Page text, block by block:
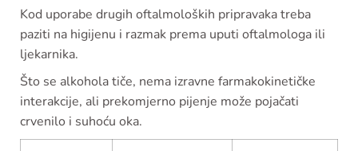
Kod uporabe drugih oftalmoloških pripravaka treba
paziti na higijenu i razmak prema uputi oftalmologa ili
ljekarnika.
Što se alkohola tiče, nema izravne farmakokinetičke
interakcije, ali prekomjerno pijenje može pojačati
crvenilo i suhoću oka.